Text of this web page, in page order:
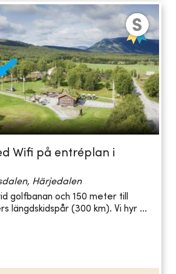
Wifi på entréplan i
Härjedalen
golfbanan och 150 meter till
längdskidspår (300 km). Vi hyr ...